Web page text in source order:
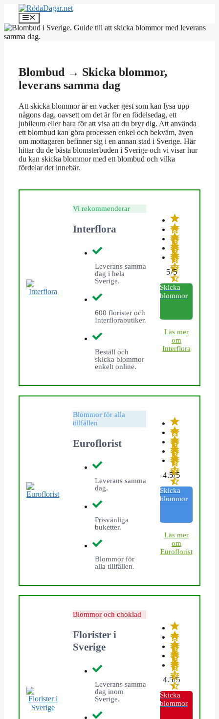
Hoppa
innehåll
Meny
Blombud → Skicka blommor,
leverans samma dag
Att skicka blommor är en vacker gest som kan lysa upp
någons dag, oavsett om det är för en födelsedag, ett
jubileum eller bara för att visa att du bryr dig. Att använda
ett blombud kan göra processen enkel och bekväm, även
om mottagaren befinner sig i en annan stad i Sverige. Här
hittar du de bästa blomsterbuden i Sverige och vi visar hur
du kan skicka blommor med ett blombud och vilka
fördelar det innebär.
Vi rekommenderar
Interflora
Leverans samma
dag i hela
Sverige.
600 florister och
Interflorabutiker.
Beställ och
skicka blommor
enkelt online.
5/5
Skicka
blommor
Läs mer
om
Interflora
Blommor för alla
tillfällen
Euroflorist
Leverans samma
dag.
Prisvänliga
buketter.
Blommor för
alla tillfällen.
4.5/5
Skicka
blommor
Läs mer
om
Euroflorist
Blommor och choklad
Florister i
Sverige
Leverans samma
dag inom
Sverige.
4.5/5
Skicka
blommor